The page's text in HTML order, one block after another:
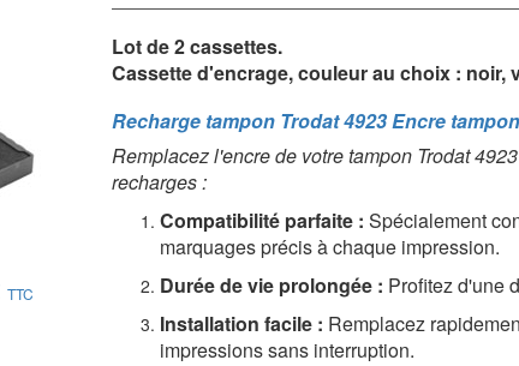
TTC
Lot de 2 cassettes.
Cassette d'encrage, couleur au choix : noir,
Recharge tampon Trodat 4923 Encre
Remplacez l'encre de votre tampon Trodat
recharges :
Compatibilité parfaite : Spécialement
marquages précis à chaque impression.
Durée de vie prolongée : Profitez d'une
Installation facile : Remplacez
impressions sans interruption.